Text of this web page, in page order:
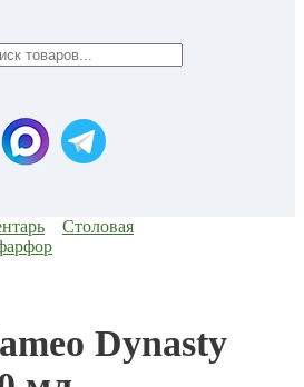
Столовая
Dynasty